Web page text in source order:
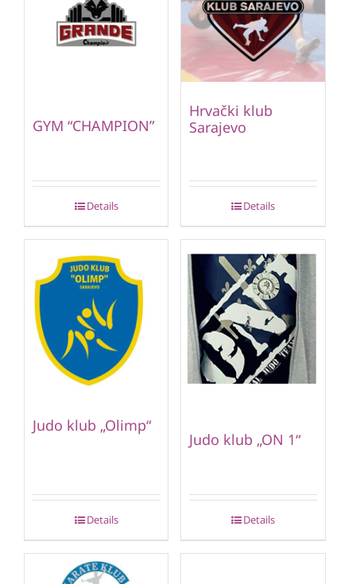
GYM “CHAMPION”
Details
Hrvački klub
Sarajevo
Details
Judo klub „Olimp“
Details
Judo klub „ON 1“
Details